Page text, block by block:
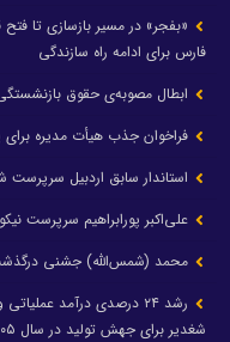
«بفجر» در مسیر بازسازی تا
فارس برای ادامه راه سازندگی
ابطال مصوبه‌ی حقوق
فراخوان جذب هیأت مدیره برای
استاندار سابق اردبیل
علی‌اکبر پورابراهیم سرپرست
محمد (شمس‌الله) جشنی
شغدیر برای جهش تولید در سال ۱۴۰۵ آماده شد